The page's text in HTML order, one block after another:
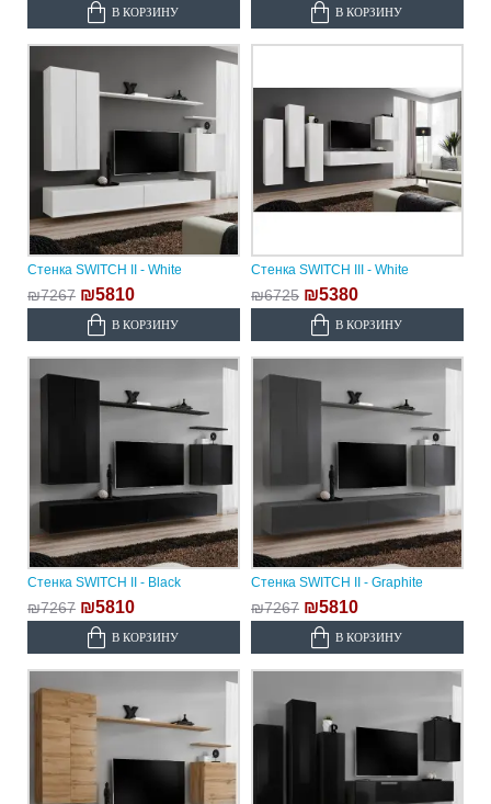
В КОРЗИНУ В КОРЗИНУ
Стенка SWITCH II - White
₪7267 ₪5810
В КОРЗИНУ
Стенка SWITCH III - White
₪6725 ₪5380
В КОРЗИНУ
Стенка SWITCH II - Black
₪7267 ₪5810
В КОРЗИНУ
Стенка SWITCH II - Graphite
₪7267 ₪5810
В КОРЗИНУ